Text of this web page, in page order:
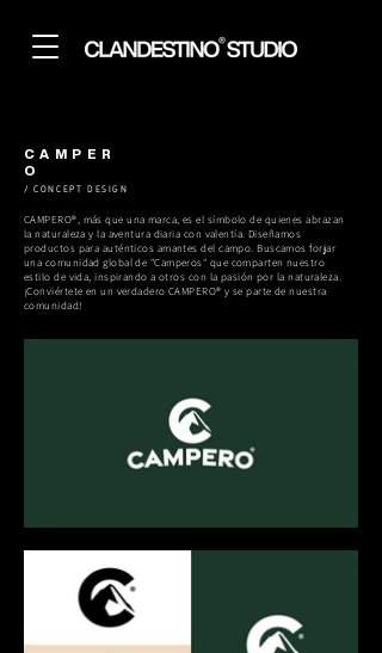
CAMPER
O
/ CONCEPT DESIGN
CAMPERO®, más que una marca, es el símbolo de quienes abrazan
la naturaleza y la aventura diaria con valentía. Diseñamos
productos para auténticos amantes del campo. Buscamos forjar
una comunidad global de "Camperos" que comparten nuestro
estilo de vida, inspirando a otros con la pasión por la naturaleza.
¡Conviértete en un verdadero CAMPERO® y se parte de nuestra
comunidad!